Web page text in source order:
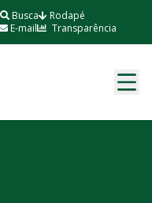
Busca
Rodapé
E-mail Transparência